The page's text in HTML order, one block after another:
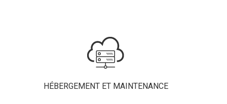
HÉBERGEMENT ET MAINTENANCE